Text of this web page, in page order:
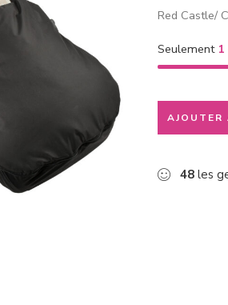
Red Castle/
Seulement 1
AJOUTER
48 les